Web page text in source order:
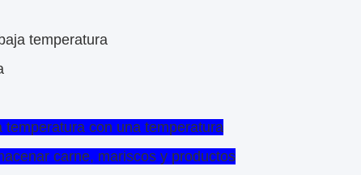
temperatura
con una temperatura
carne, mariscos y productos